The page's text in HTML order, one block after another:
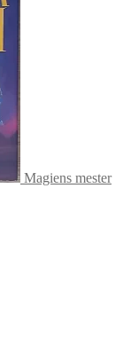
Magiens mester